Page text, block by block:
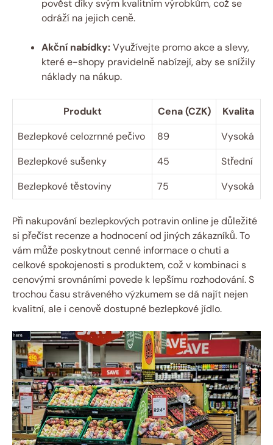
pověst díky svým kvalitním výrobkům, což se
odráží na⁣ jejich ceně.
Akční nabídky:Využívejte ⁣promo⁢ akce a​ slevy,
které e-shopy pravidelně nabízejí, aby se snížily
náklady na nákup.
Produkt Cena ​(CZK)
Kvalita
Bezlepkové celozrnné pečivo
89
Vysoká
Bezlepkové sušenky
45
Střední
Bezlepkové ‍těstoviny
75 Vysoká
Při nakupování bezlepkových potravin online je důležité
si⁢ přečíst recenze⁢ a hodnocení​ od jiných zákazníků. To‍
vám ⁤může poskytnout cenné ⁣informace o chuti a
celkové spokojenosti⁣ s produktem, což v kombinaci s
cenovými ‍srovnáními‍ povede k lepšímu rozhodování.⁢ S
trochou času stráveného výzkumem se‍ dá najít nejen
kvalitní, ⁤ale i cenově dostupné bezlepkové jídlo.